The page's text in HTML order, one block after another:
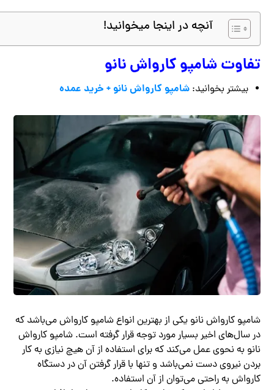
آنچه در اینجا میخوانید!
تفاوت شامپو کارواش نانو
بیشتر بخوانید:شامپو کارواش نانو + خرید عمده
شامپو کارواش نانو یکی از بهترین انواع شامپو کارواش می‌باشد که
در سال‌های اخیر بسیار مورد توجه قرار گرفته است. شامپو کارواش
نانو به نحوی عمل می‌کند که برای استفاده از آن هیچ نیازی به کار
بردن نیروی دست نمی‌باشد و تنها با قرار گرفتن آن در دستگاه
کارواش به راحتی می‌توان از آن استفاده.